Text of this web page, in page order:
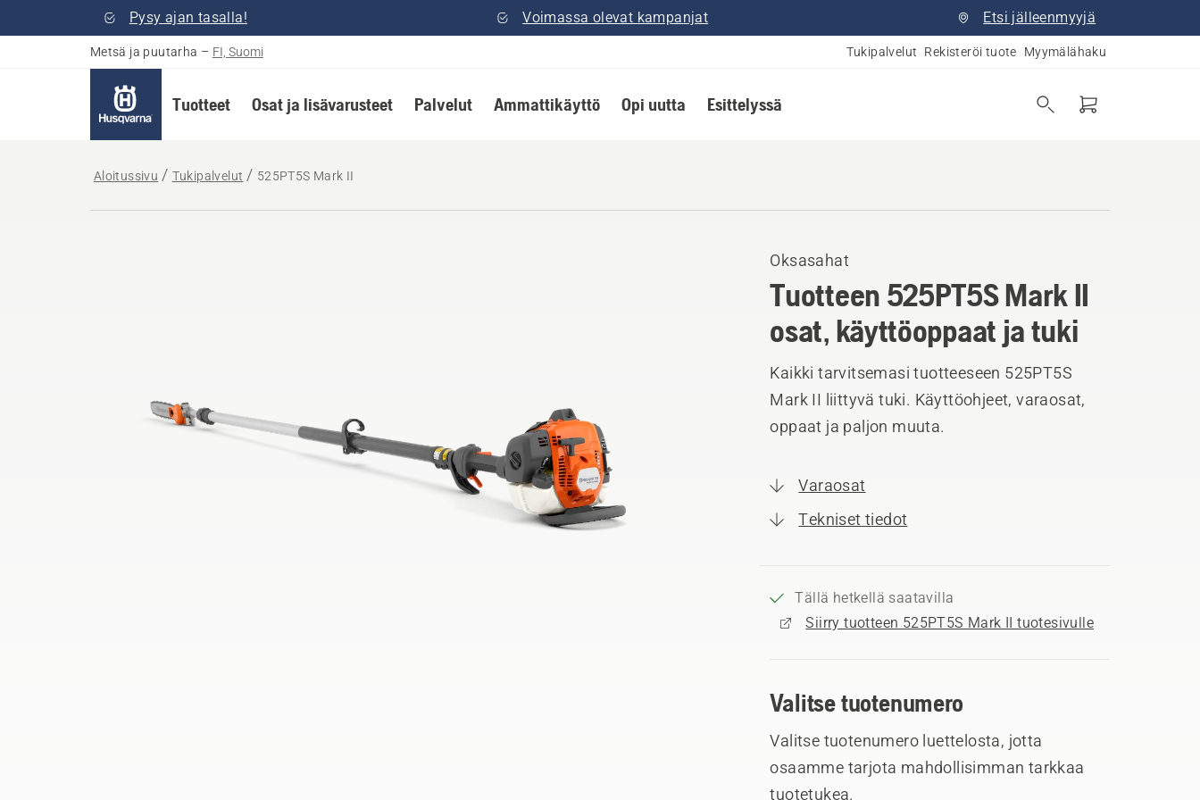
Pysy ajan tasalla! Voimassa olevat kampanjat Etsi jälleenmyyjä
Metsä ja puutarha – FI, Suomi Tukipalvelut Rekisteröi tuote Myymälähaku
Tuotteet Osat ja lisävarusteet Palvelut Ammattikäyttö Opi uutta Esittelyssä
Aloitussivu Tukipalvelut 525PT5S Mark II
Oksasahat
Tuotteen 525PT5S Mark II
osat, käyttöoppaat ja tuki
Kaikki tarvitsemasi tuotteeseen 525PT5S
Mark II liittyvä tuki. Käyttöohjeet, varaosat,
oppaat ja paljon muuta.
Varaosat
Tekniset tiedot
Tällä hetkellä saatavilla
Siirry tuotteen 525PT5S Mark II tuotesivulle
Valitse tuotenumero
Valitse tuotenumero luettelosta, jotta
osaamme tarjota mahdollisimman tarkkaa
tuotetukea.